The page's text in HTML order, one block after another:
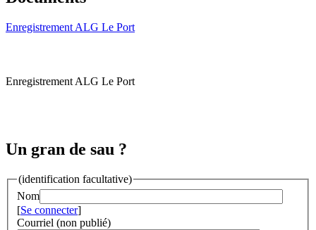
Enregistrement ALG Le Port
Enregistrement ALG Le Port
Un gran de sau ?
(identification facultative)
Nom
[Se connecter]
Courriel (non publié)